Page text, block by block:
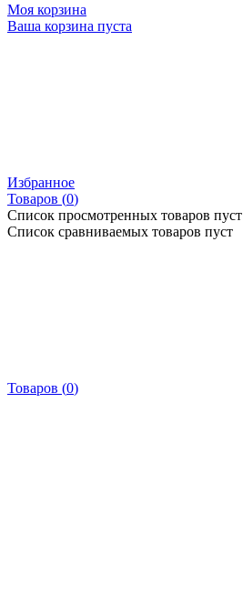
Моя корзина
Ваша корзина пуста
Избранное
Товаров (0)
Список просмотренных товаров пуст
Список сравниваемых товаров пуст
Товаров (0)